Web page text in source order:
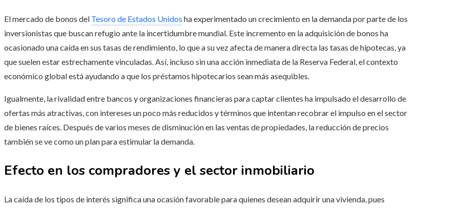
El mercado de bonos del Tesoro de Estados Unidos ha experimentado un crecimiento en la demanda por parte de los
inversionistas que buscan refugio ante la incertidumbre mundial. Este incremento en la adquisición de bonos ha
ocasionado una caída en sus tasas de rendimiento, lo que a su vez afecta de manera directa las tasas de hipotecas, ya
que suelen estar estrechamente vinculadas. Así, incluso sin una acción inmediata de la Reserva Federal, el contexto
económico global está ayudando a que los préstamos hipotecarios sean más asequibles.
Igualmente, la rivalidad entre bancos y organizaciones financieras para captar clientes ha impulsado el desarrollo de
ofertas más atractivas, con intereses un poco más reducidos y términos que intentan recobrar el impulso en el sector
de bienes raíces. Después de varios meses de disminución en las ventas de propiedades, la reducción de precios
también se ve como un plan para estimular la demanda.
Efecto en los compradores y el sector inmobiliario
La caída de los tipos de interés significa una ocasión favorable para quienes desean adquirir una vivienda, pues